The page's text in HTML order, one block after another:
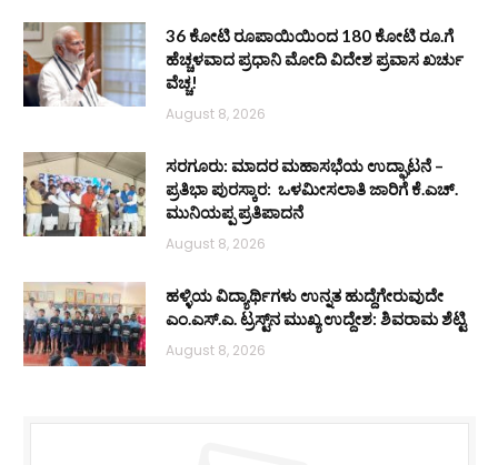
36 ಕೋಟಿ ರೂಪಾಯಿಯಿಂದ 180 ಕೋಟಿ ರೂ.ಗೆ
ಹೆಚ್ಚಳವಾದ ಪ್ರಧಾನಿ ಮೋದಿ ವಿದೇಶ ಪ್ರವಾಸ ಖರ್ಚು
ವೆಚ್ಚ!
August 8, 2026
ಸರಗೂರು: ಮಾದರ ಮಹಾಸಭೆಯ ಉದ್ಘಾಟನೆ –
ಪ್ರತಿಭಾ ಪುರಸ್ಕಾರ: ಒಳಮೀಸಲಾತಿ ಜಾರಿಗೆ ಕೆ.ಎಚ್.
ಮುನಿಯಪ್ಪ ಪ್ರತಿಪಾದನೆ
August 8, 2026
ಹಳ್ಳಿಯ ವಿದ್ಯಾರ್ಥಿಗಳು ಉನ್ನತ ಹುದ್ದೆಗೇರುವುದೇ
ಎಂ.ಎಸ್.ಎ. ಟ್ರಸ್ಟ್‌ನ ಮುಖ್ಯ ಉದ್ದೇಶ: ಶಿವರಾಮ ಶೆಟ್ಟಿ
August 8, 2026